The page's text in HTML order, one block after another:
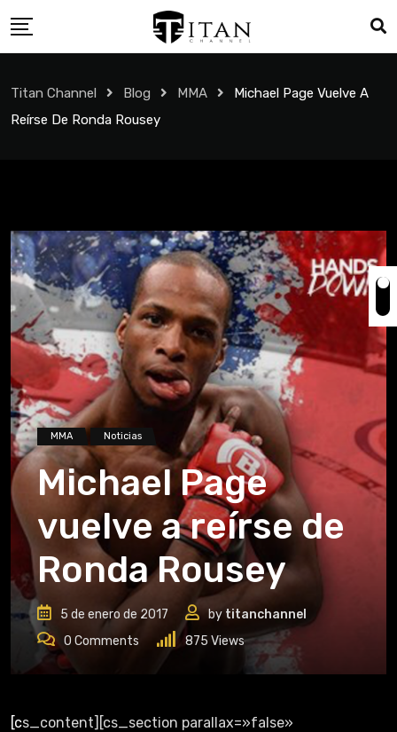
Titan Channel Blog MMA
Michael Page Vuelve A
Reírse De Ronda Rousey
MMA Noticias
Michael Page
vuelve a reírse de
Ronda Rousey
5 de enero de 2017 by titanchannel
0 Comments 875 Views
[cs_content][cs_section parallax=»false»